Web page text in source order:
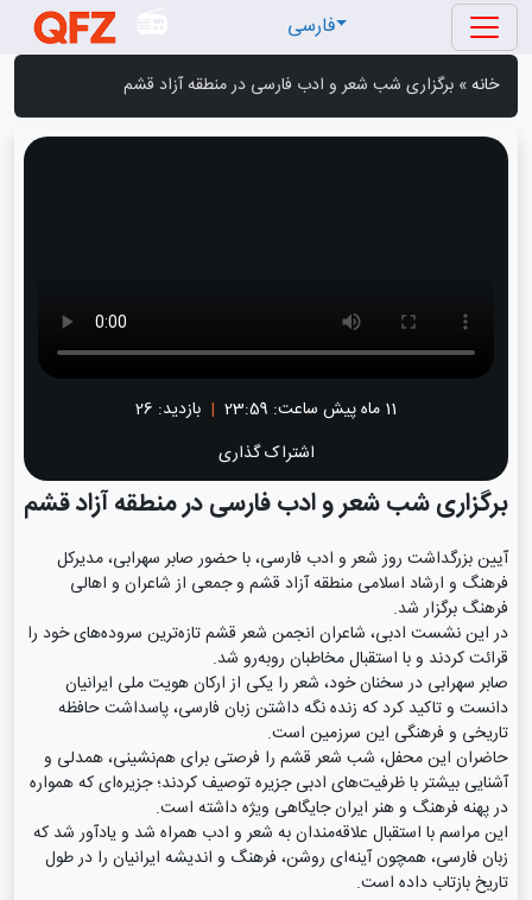
فارسی
خانه» برگزاری شب شعر و ادب فارسی در منطقه آزاد قشم
11 ماه پیش ساعت: 23:59
| بازدید: 26
اشتراک گذاری
برگزاری شب شعر و ادب فارسی در منطقه آزاد قشم
آیین بزرگداشت روز شعر و ادب فارسی، با حضور صابر سهرابی، مدیرکل
فرهنگ و ارشاد اسلامی منطقه آزاد قشم و جمعی از شاعران و اهالی
فرهنگ برگزار شد.
در این نشست ادبی، شاعران انجمن شعر قشم تازه‌ترین سروده‌های خود را
قرائت کردند و با استقبال مخاطبان روبه‌رو شد.
صابر سهرابی در سخنان خود، شعر را یکی از ارکان هویت ملی ایرانیان
دانست و تاکید کرد که زنده نگه داشتن زبان فارسی، پاسداشت حافظه
تاریخی و فرهنگی این سرزمین است.
حاضران این محفل، شب شعر قشم را فرصتی برای هم‌نشینی، همدلی و
آشنایی بیشتر با ظرفیت‌های ادبی جزیره توصیف کردند؛ جزیره‌ای که همواره
در پهنه فرهنگ و هنر ایران جایگاهی ویژه داشته است.
این مراسم با استقبال علاقه‌مندان به شعر و ادب همراه شد و یادآور شد که
زبان فارسی، همچون آینه‌ای روشن، فرهنگ و اندیشه ایرانیان را در طول
تاریخ بازتاب داده است.